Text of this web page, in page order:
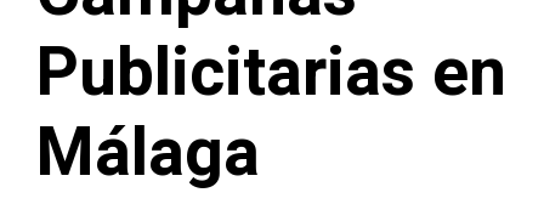
Publicitarias en
Málaga